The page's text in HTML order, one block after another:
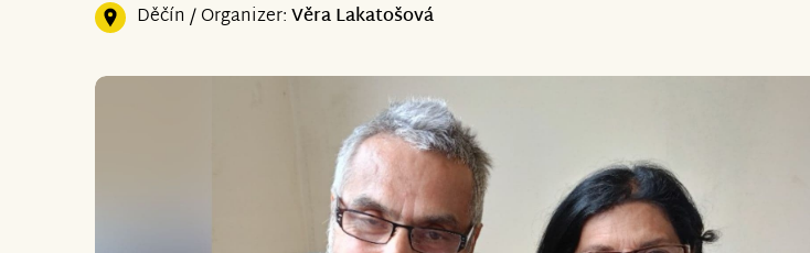
Děčín / Organizer:Věra Lakatošová